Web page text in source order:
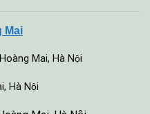
Mai
Mai, Hà Nội
Hà Nội